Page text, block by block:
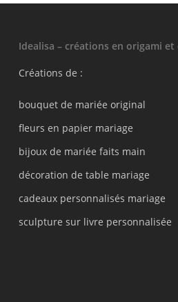
Idealisa – créations en origami
Créations de :
bouquet de mariée original
fleurs en papier mariage
bijoux de mariée faits main
décoration de table mariage
cadeaux personnalisés mariage
sculpture sur livre personnalisée